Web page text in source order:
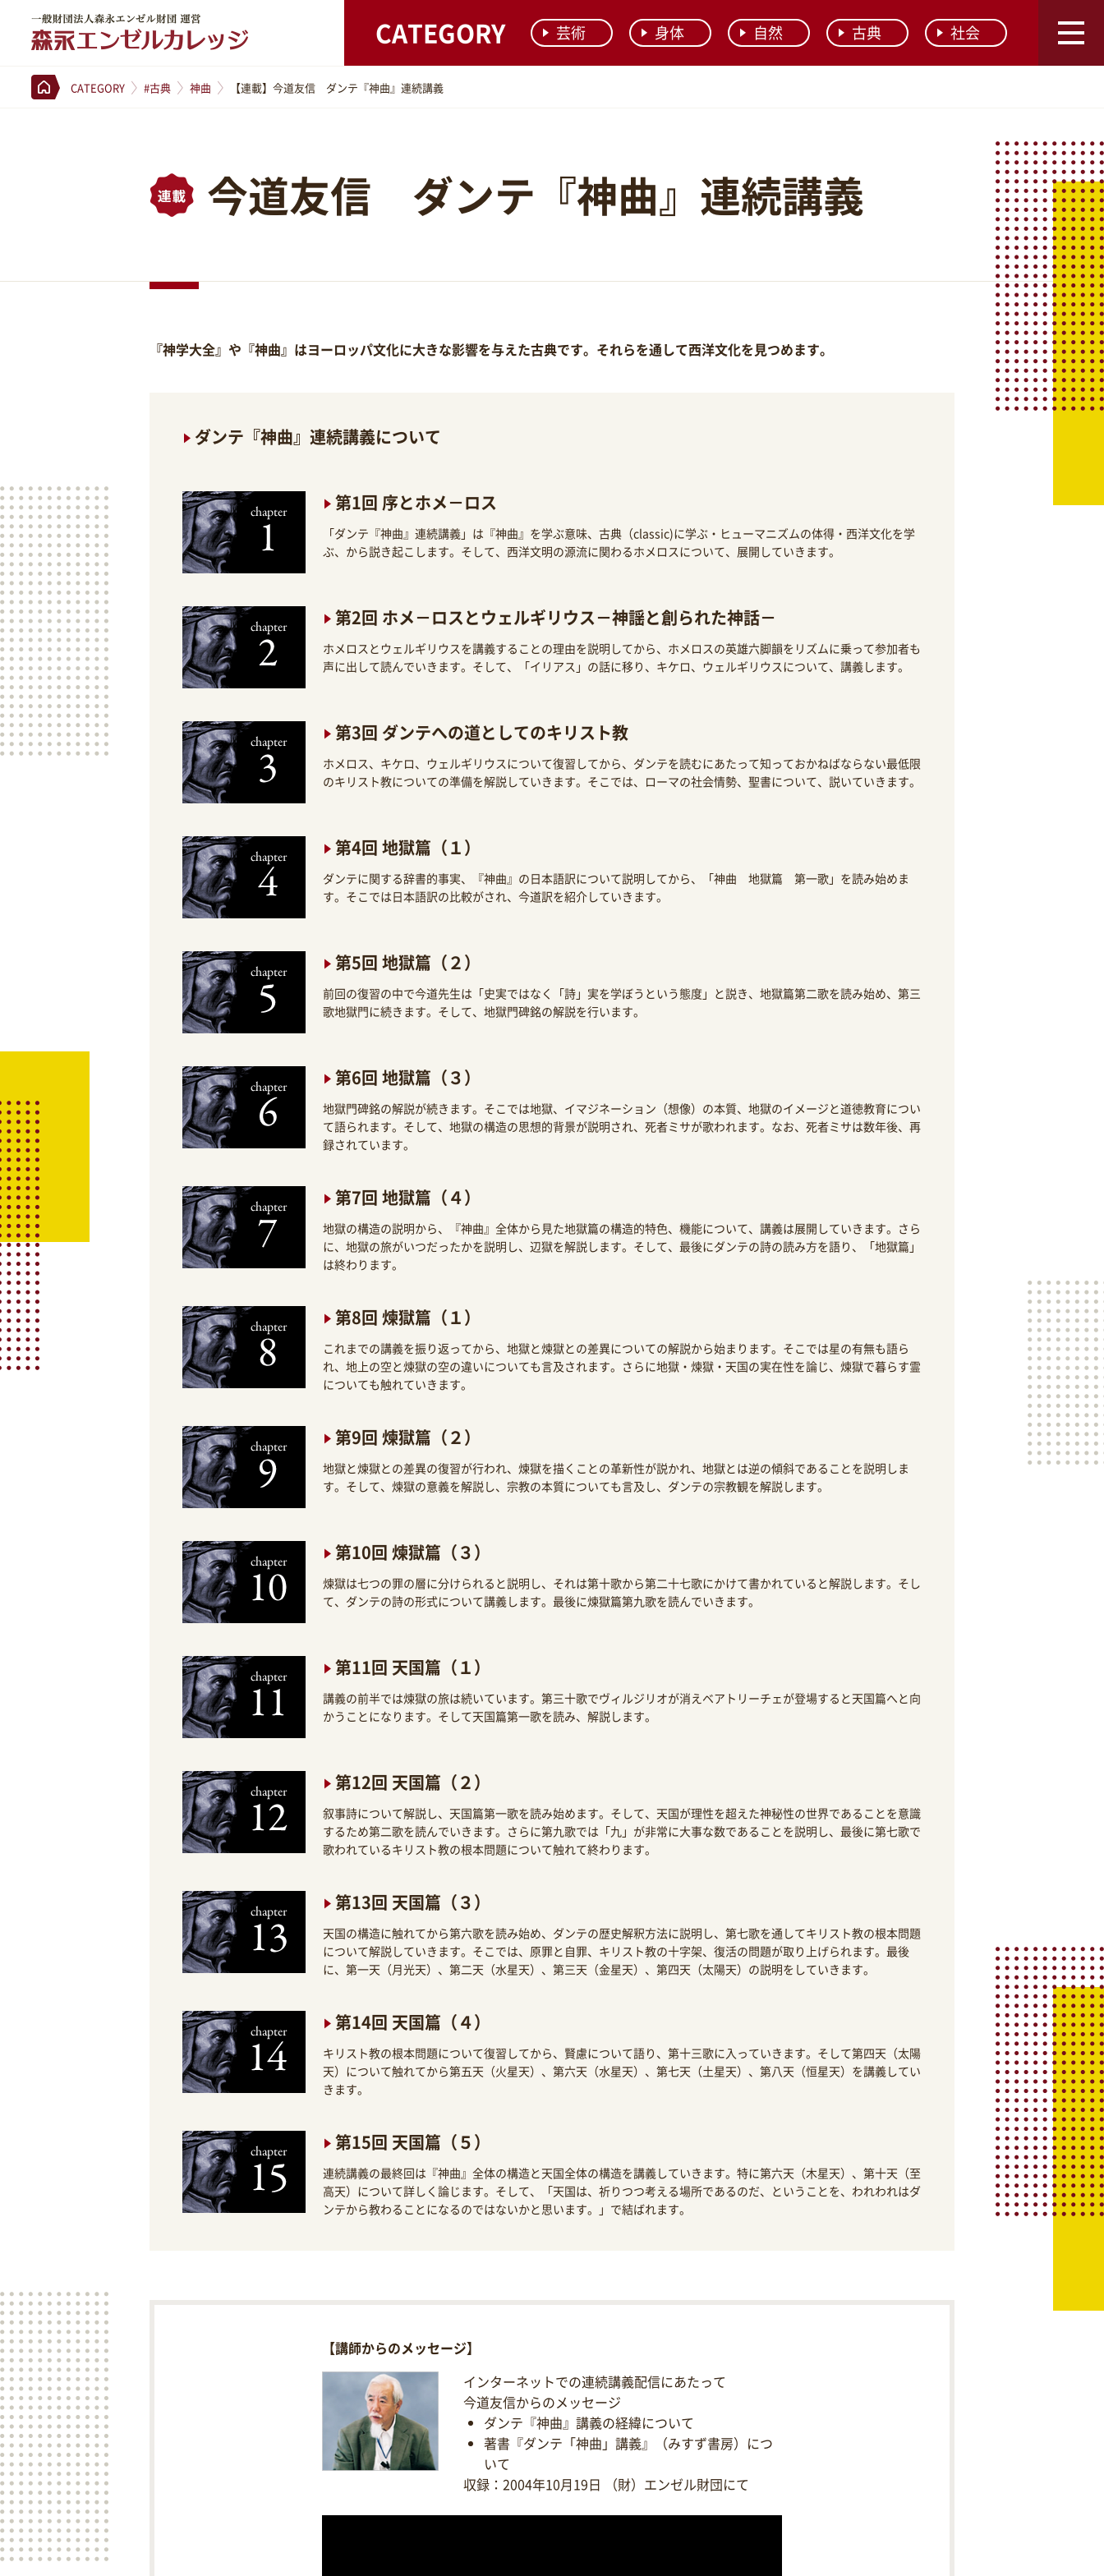
CATEGORY 芸術 身体 自然 古典 社会
CATEGORY #古典 神曲 【連載】今道友信 ダンテ『神曲』連続講義
今道友信 ダンテ『神曲』連続講義
『神学大全』や『神曲』はヨーロッパ文化に大きな影響を与えた古典です。それらを通して西洋文化を見つめます。
ダンテ『神曲』連続講義について
第1回 序とホメ－ロス
「ダンテ『神曲』連続講義」は『神曲』を学ぶ意味、古典（classic)に学ぶ・ヒューマニズムの体得・西洋文化を学
ぶ、から説き起こします。そして、西洋文明の源流に関わるホメロスについて、展開していきます。
第2回 ホメ－ロスとウェルギリウス－神謡と創られた神話－
ホメロスとウェルギリウスを講義することの理由を説明してから、ホメロスの英雄六脚韻をリズムに乗って参加者も
声に出して読んでいきます。そして、「イリアス」の話に移り、キケロ、ウェルギリウスについて、講義します。
第3回 ダンテへの道としてのキリスト教
ホメロス、キケロ、ウェルギリウスについて復習してから、ダンテを読むにあたって知っておかねばならない最低限
のキリスト教についての準備を解説していきます。そこでは、ローマの社会情勢、聖書について、説いていきます。
第4回 地獄篇（１）
ダンテに関する辞書的事実、『神曲』の日本語訳について説明してから、「神曲 地獄篇 第一歌」を読み始めま
す。そこでは日本語訳の比較がされ、今道訳を紹介していきます。
第5回 地獄篇（２）
前回の復習の中で今道先生は「史実ではなく「詩」実を学ぼうという態度」と説き、地獄篇第二歌を読み始め、第三
歌地獄門に続きます。そして、地獄門碑銘の解説を行います。
第6回 地獄篇（３）
地獄門碑銘の解説が続きます。そこでは地獄、イマジネーション（想像）の本質、地獄のイメージと道徳教育につい
て語られます。そして、地獄の構造の思想的背景が説明され、死者ミサが歌われます。なお、死者ミサは数年後、再
録されています。
第7回 地獄篇（４）
地獄の構造の説明から、『神曲』全体から見た地獄篇の構造的特色、機能について、講義は展開していきます。さら
に、地獄の旅がいつだったかを説明し、辺獄を解説します。そして、最後にダンテの詩の読み方を語り、「地獄篇」
は終わります。
第8回 煉獄篇（１）
これまでの講義を振り返ってから、地獄と煉獄との差異についての解説から始まります。そこでは星の有無も語ら
れ、地上の空と煉獄の空の違いについても言及されます。さらに地獄・煉獄・天国の実在性を論じ、煉獄で暮らす霊
についても触れていきます。
第9回 煉獄篇（２）
地獄と煉獄との差異の復習が行われ、煉獄を描くことの革新性が説かれ、地獄とは逆の傾斜であることを説明しま
す。そして、煉獄の意義を解説し、宗教の本質についても言及し、ダンテの宗教観を解説します。
第10回 煉獄篇（３）
煉獄は七つの罪の層に分けられると説明し、それは第十歌から第二十七歌にかけて書かれていると解説します。そし
て、ダンテの詩の形式について講義します。最後に煉獄篇第九歌を読んでいきます。
第11回 天国篇（１）
講義の前半では煉獄の旅は続いています。第三十歌でヴィルジリオが消えベアトリーチェが登場すると天国篇へと向
かうことになります。そして天国篇第一歌を読み、解説します。
第12回 天国篇（２）
叙事詩について解説し、天国篇第一歌を読み始めます。そして、天国が理性を超えた神秘性の世界であることを意識
するため第二歌を読んでいきます。さらに第九歌では「九」が非常に大事な数であることを説明し、最後に第七歌で
歌われているキリスト教の根本問題について触れて終わります。
第13回 天国篇（３）
天国の構造に触れてから第六歌を読み始め、ダンテの歴史解釈方法に説明し、第七歌を通してキリスト教の根本問題
について解説していきます。そこでは、原罪と自罪、キリスト教の十字架、復活の問題が取り上げられます。最後
に、第一天（月光天）、第二天（水星天）、第三天（金星天）、第四天（太陽天）の説明をしていきます。
第14回 天国篇（４）
キリスト教の根本問題について復習してから、賢慮について語り、第十三歌に入っていきます。そして第四天（太陽
天）について触れてから第五天（火星天）、第六天（水星天）、第七天（土星天）、第八天（恒星天）を講義してい
きます。
第15回 天国篇（５）
連続講義の最終回は『神曲』全体の構造と天国全体の構造を講義していきます。特に第六天（木星天）、第十天（至
高天）について詳しく論じます。そして、「天国は、祈りつつ考える場所であるのだ、ということを、われわれはダ
ンテから教わることになるのではないかと思います。」で結ばれます。
【講師からのメッセージ】
インターネットでの連続講義配信にあたって
今道友信からのメッセージ
ダンテ『神曲』講義の経緯について
著書『ダンテ「神曲」講義』（みすず書房）につ
いて
収録：2004年10月19日 （財）エンゼル財団にて